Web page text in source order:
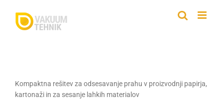
content
Kompaktna rešitev za odsesavanje prahu v proizvodnji papirja,
kartonaži in za sesanje lahkih materialov